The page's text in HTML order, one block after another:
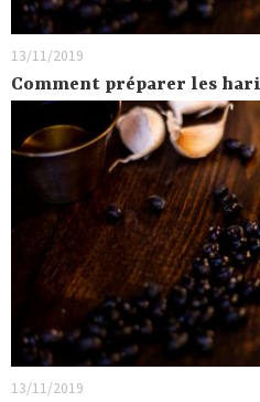
13/11/2019
Comment préparer les
13/11/2019